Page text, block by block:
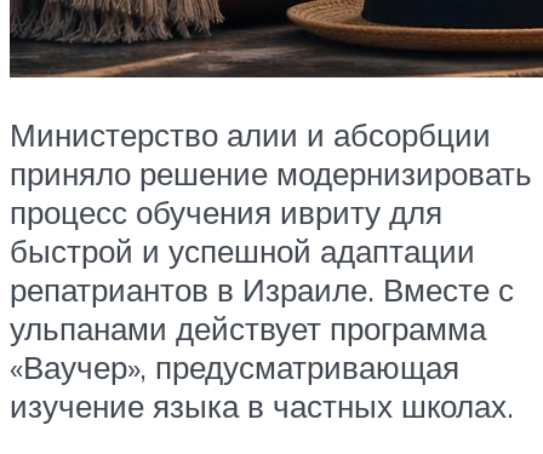
Министерство алии и абсорбции
приняло решение модернизировать
процесс обучения ивриту для
быстрой и успешной адаптации
репатриантов в Израиле. Вместе с
ульпанами действует программа
«Ваучер», предусматривающая
изучение языка в частных школах.